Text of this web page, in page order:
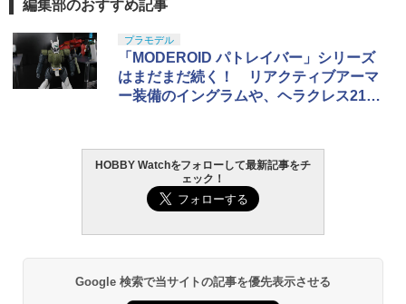
編集部のおすすめ記事
プラモデル
「MODEROID パトレイバー」シリーズ
はまだまだ続く！ リアクティブアーマ
ー装備のイングラムや、ヘラクレス21＆
HOBBY Watchをフォローして最新記事をチ
ェック！
Google 検索で当サイトの記事を優先表示させる